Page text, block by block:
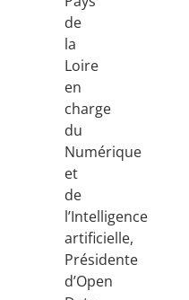
de
la
Loire
en
charge
du
Numérique
et
de
l’Intelligence
artificielle,
Présidente
d’Open